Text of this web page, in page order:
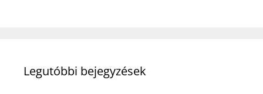
Legutóbbi bejegyzések